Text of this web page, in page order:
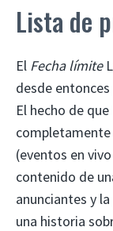
Lista de
El Fecha límite
desde
El hecho de
(eventos en
contenido de
anunciantes y
una historia